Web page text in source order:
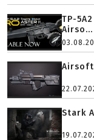
TP-
Airso...
Stark